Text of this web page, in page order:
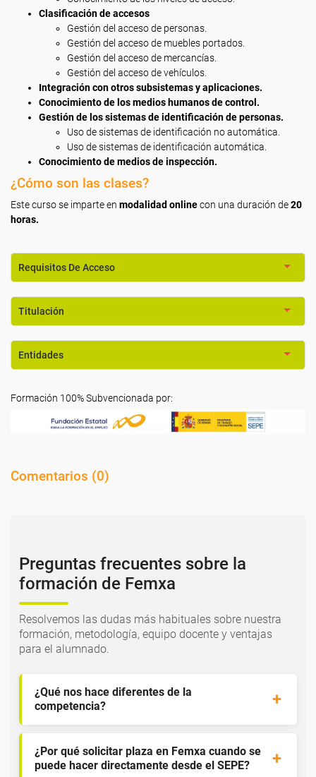
Clasificación de accesos
Gestión del acceso de personas.
Gestión del acceso de muebles portados.
Gestión del acceso de mercancías.
Gestión del acceso de vehículos.
Integración con otros subsistemas y aplicaciones.
Conocimiento de los medios humanos de control.
Gestión de los sistemas de identificación de personas.
Uso de sistemas de identificación no automática.
Uso de sistemas de identificación automática.
Conocimiento de medios de inspección.
¿Cómo son las clases?
Este curso se imparte en modalidad onlinecon una duración de20
horas.
Requisitos De Acceso
Titulación
Entidades
Formación 100% Subvencionada por:
Comentarios (0)
Preguntas frecuentes sobre la
formación de Femxa
Resolvemos las dudas más habituales sobre nuestra
formación, metodología, equipo docente y ventajas
para el alumnado.
¿Qué nos hace diferentes de la
competencia?
¿Por qué solicitar plaza en Femxa cuando se
puede hacer directamente desde el SEPE?